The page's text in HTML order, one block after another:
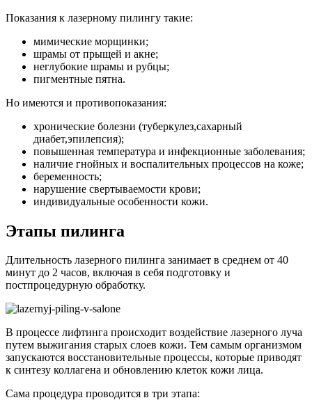
Показания к лазерному пилингу такие:
мимические морщинки;
шрамы от прыщей и акне;
неглубокие шрамы и рубцы;
пигментные пятна.
Но имеются и противопоказания:
хронические болезни (туберкулез,сахарный
диабет,эпилепсия);
повышенная температура и инфекционные заболевания;
наличие гнойных и воспалительных процессов на коже;
беременность;
нарушение свертываемости крови;
индивидуальные особенности кожи.
Этапы пилинга
Длительность лазерного пилинга занимает в среднем от 40
минут до 2 часов, включая в себя подготовку и
постпроцедурную обработку.
В процессе лифтинга происходит воздействие лазерного луча
путем выжигания старых слоев кожи. Тем самым организмом
запускаются восстановительные процессы, которые приводят
к синтезу коллагена и обновлению клеток кожи лица.
Сама процедура проводится в три этапа: